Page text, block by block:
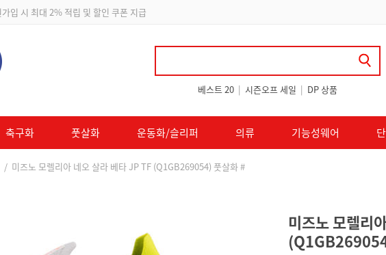
가입 시 최대 2% 적립 및 할인 쿠폰 지급
베스트 20 | 시즌오프 세일 | DP 상품
축구화 풋살화 운동화/슬리퍼 의류 기능성웨어
/ 미즈노 모렐리아 네오 살라 베타 JP TF (Q1GB269054) 풋살화 #
미즈노 모렐리